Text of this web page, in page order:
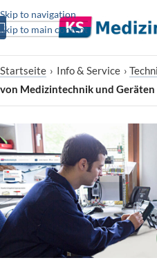
Skip to navigation
Skip to main content
Startseite › Info & Service ›
von Medizintechnik und Geräten